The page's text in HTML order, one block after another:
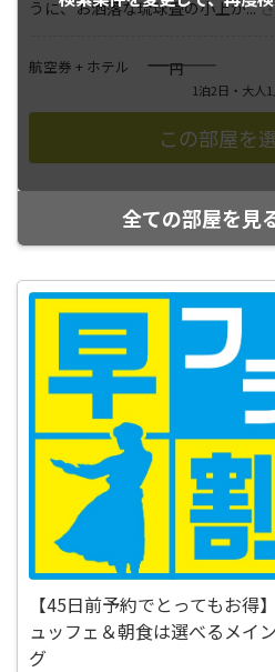
うに、お洒落な琉球畳の小上が...
航空券 + ホテル ――――円
1泊2日・大人
全ての部屋を見
【45日前予約でとってもお得
ュッフェ＆朝食は選べるメイ
グ